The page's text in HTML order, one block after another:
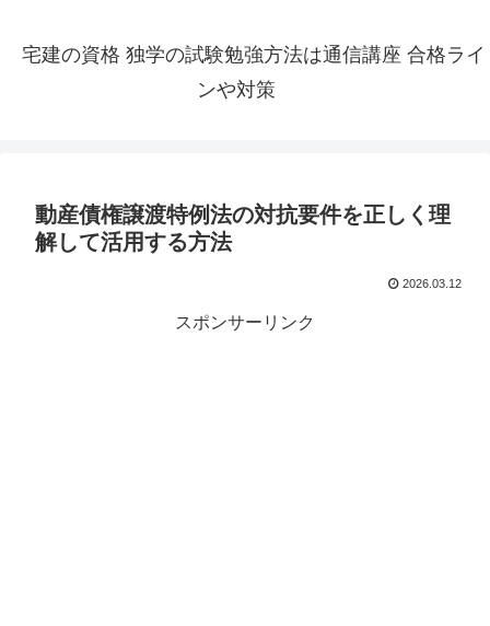
宅建の資格 独学の試験勉強方法は通信講座 合格ライ
ンや対策
動産債権譲渡特例法の対抗要件を正しく理
解して活用する方法
2026.03.12
スポンサーリンク